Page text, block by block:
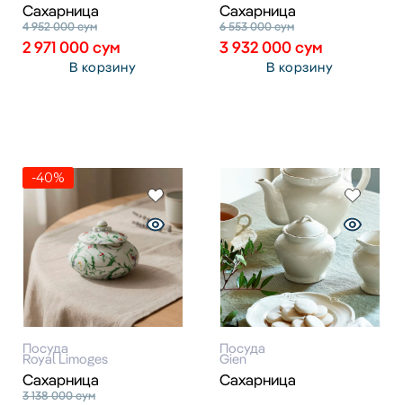
Сахарница
4 952 000сум
2 971 000сум
В корзину
Сахарница
6 553 000сум
3 932 000сум
В корзину
-40%
Посуда
Royal Limoges
Сахарница
3 138 000сум
Посуда
Gien
Сахарница